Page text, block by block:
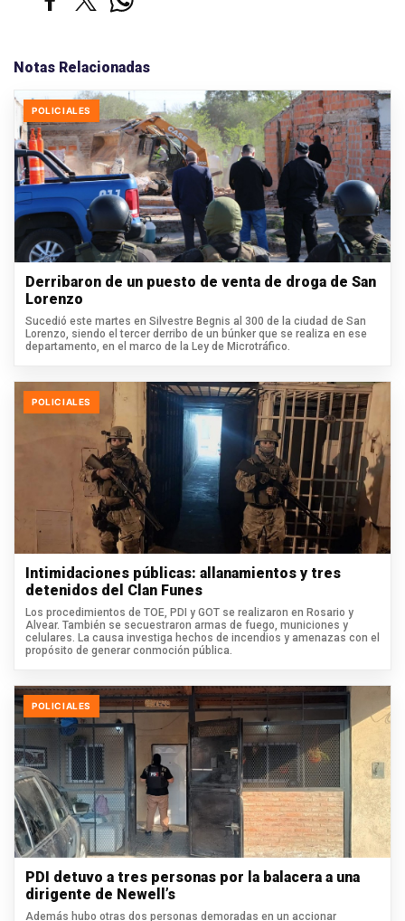
Notas Relacionadas
POLICIALES
Derribaron de un puesto de venta de droga de San
Lorenzo
Sucedió este martes en Silvestre Begnis al 300 de la ciudad de San
Lorenzo, siendo el tercer derribo de un búnker que se realiza en ese
departamento, en el marco de la Ley de Microtráfico.
POLICIALES
Intimidaciones públicas: allanamientos y tres
detenidos del Clan Funes
Los procedimientos de TOE, PDI y GOT se realizaron en Rosario y
Alvear. También se secuestraron armas de fuego, municiones y
celulares. La causa investiga hechos de incendios y amenazas con el
propósito de generar conmoción pública.
POLICIALES
PDI detuvo a tres personas por la balacera a una
dirigente de Newell’s
Además hubo otras dos personas demoradas en un accionar